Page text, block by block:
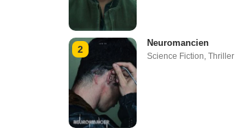
2
Neuromancien
Science Fiction Thriller